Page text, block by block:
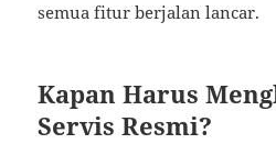
semua fitur berjalan lancar.
Kapan Harus
Servis Resmi?